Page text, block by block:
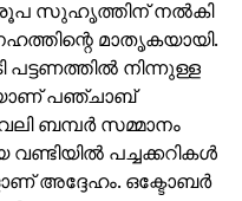
രൂപ സുഹൃത്തിന് നല്‍കി
മാതൃകയായി.
നിന്നുള്ള
പഞ്ചാബ്
ബമ്പര്‍ സമ്മാനം
പച്ചക്കറികള്‍
അദ്ദേഹം. ഒക്ടോബര്‍